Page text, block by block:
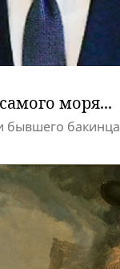
моря...
бывшего бакинца